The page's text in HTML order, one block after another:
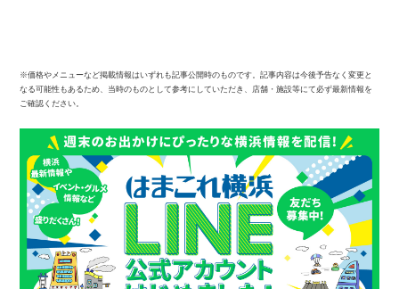
※価格やメニューなど掲載情報はいずれも記事公開時のものです。記事内容は今後予告なく変更と
なる可能性もあるため、当時のものとして参考にしていただき、店舗・施設等にて必ず最新情報を
ご確認ください。